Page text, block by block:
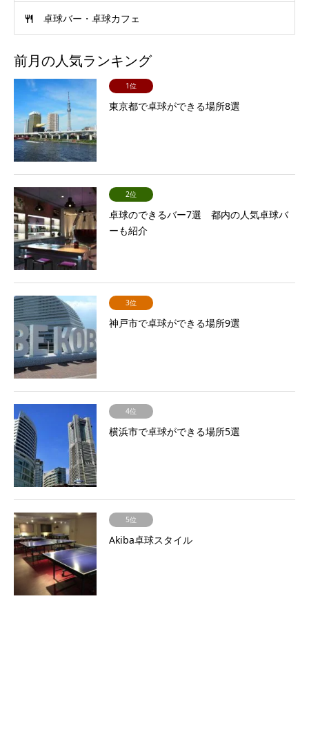
卓球バー・卓球カフェ
前月の人気ランキング
1位
東京都で卓球ができる場所8選
2位
卓球のできるバー7選 都内の人気卓球バ
ーも紹介
3位
神戸市で卓球ができる場所9選
4位
横浜市で卓球ができる場所5選
5位
Akiba卓球スタイル